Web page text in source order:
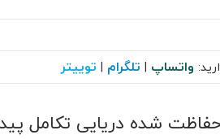
واتساپ | تلگرام | توییتر
شده دریایی تکامل